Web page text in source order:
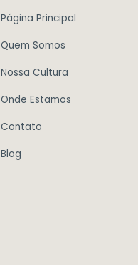
Página Principal
Quem Somos
Nossa Cultura
Onde Estamos
Contato
Blog